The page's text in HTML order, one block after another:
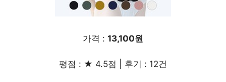
가격 : 13,100원
평점 : ★ 4.5점 | 후기 : 12건